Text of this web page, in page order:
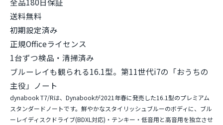
送料無料
初期設定済み
正規Officeライセンス
1台ずつ検品・清掃済み
ブルーレイも観られる16.1型。第11世代i7の「おうちの
主役」ノート
dynabook T7/Rは、Dynabookが2021年春に発売した16.1型のプレミアム
スタンダードノートです。鮮やかなスタイリッシュブルーのボディに、 ブル
ーレイディスクドライブ(BDXL対応)・テンキー・低音用と高音用を独立させ